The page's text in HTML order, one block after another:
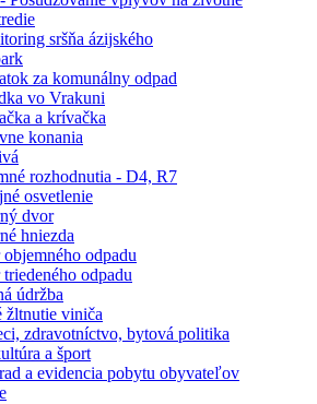
sršňa ázijského
za komunálny odpad
vo Vrakuni
a krívačka
konania
rozhodnutia - D4, R7
osvetlenie
dvor
hniezda
objemného odpadu
triedeného odpadu
údržba
žltnutie viniča
zdravotníctvo, bytová politika
a šport
a evidencia pobytu obyvateľov